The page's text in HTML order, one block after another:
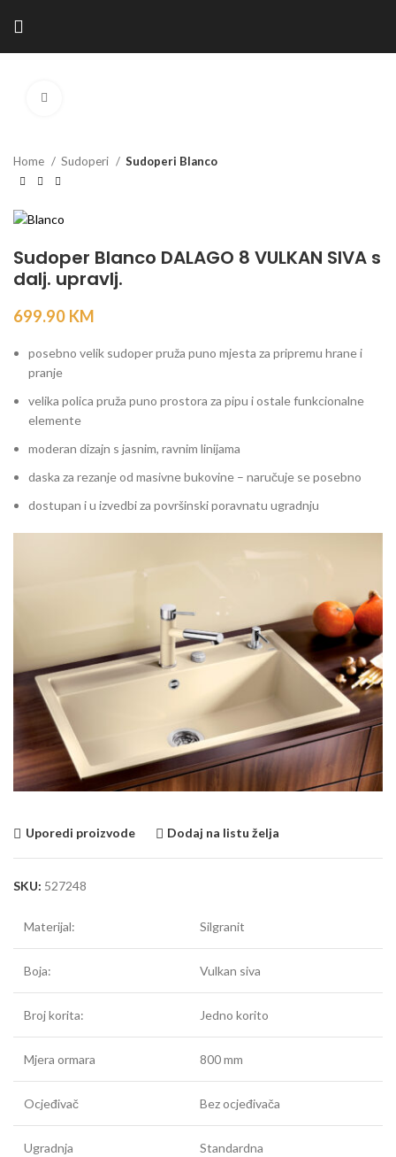
Home Sudoperi Sudoperi Blanco
Sudoper Blanco DALAGO 8 VULKAN SIVA s
dalj. upravlj.
699.90 KM
posebno velik sudoper pruža puno mjesta za pripremu hrane i
pranje
velika polica pruža puno prostora za pipu i ostale funkcionalne
elemente
moderan dizajn s jasnim, ravnim linijama
daska za rezanje od masivne bukovine – naručuje se posebno
dostupan i u izvedbi za površinski poravnatu ugradnju
Uporedi proizvode Dodaj na listu želja
SKU: 527248
Materijal: Silgranit
Boja: Vulkan siva
Broj korita: Jedno korito
Mjera ormara 800 mm
Ocjeđivač Bez ocjeđivača
Ugradnja Standardna